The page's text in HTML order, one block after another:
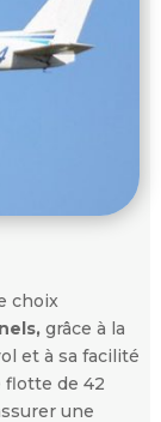
choix
grâce à la
et à sa facilité
flotte de 42
une